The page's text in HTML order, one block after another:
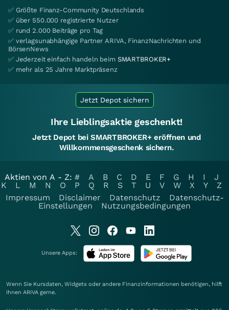
✅ Größte Finanz-Community Deutschlands
✅ über 550.000 registrierte Nutzer
✅ rund 2.000 Beiträge pro Tag
✅ verlagsunabhängige Partner ARIVA, FinanzNachrichten und
BörsenNews
✅ Jederzeit einfach handeln beim SMARTBROKER+
✅ mehr als 25 Jahre Marktpräsenz
Jetzt Depot sichern
Ihre Lieblingsaktie geschenkt!
Jetzt Depot bei SMARTBROKER+ eröffnen und
Willkommensgeschenk sichern.
Aktien von A - Z: # A B C D E F G H I
J
K
L M N O P Q R S T U V W X Y
Z
Impressum
Disclaimer Datenschutz
Datenschutz-
Einstellungen
Nutzungsbedingungen
Unsere Apps:
Wenn Sie Kursdaten, Widgets oder andere Finanzinformationen benötigen, hilft
Ihnen ARIVA gerne.